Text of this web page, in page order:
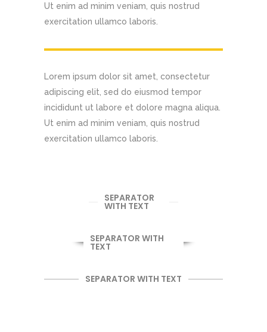
Ut enim ad minim veniam, quis nostrud
exercitation ullamco laboris.
Lorem ipsum dolor sit amet, consectetur
adipiscing elit, sed do eiusmod tempor
incididunt ut labore et dolore magna aliqua.
Ut enim ad minim veniam, quis nostrud
exercitation ullamco laboris.
SEPARATOR
WITH TEXT
SEPARATOR WITH
TEXT
SEPARATOR WITH TEXT